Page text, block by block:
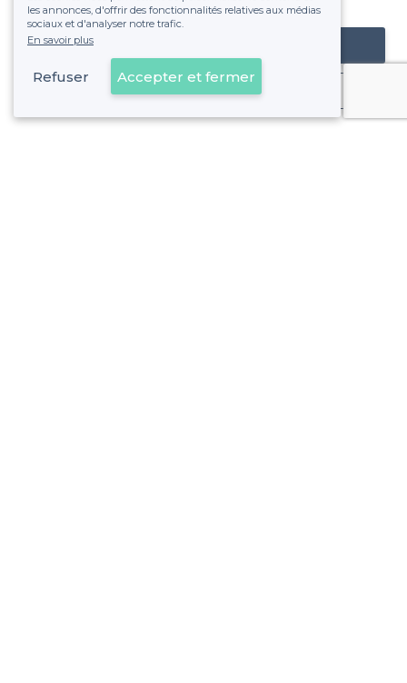
Référencer mon établissement
Déjà client
les annonces, d'offrir des fonctionnalités relatives aux médias
sociaux et d'analyser notre trafic.
En savoir plus
Refuser Accepter et fermer